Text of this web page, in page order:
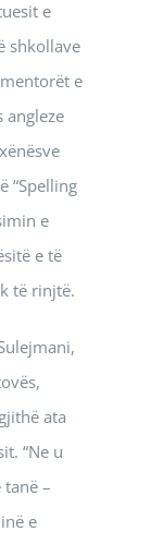
e
shkollave
e
angleze
“Spelling
e
e të
të rinjtë.
ata
“Ne u
–
e